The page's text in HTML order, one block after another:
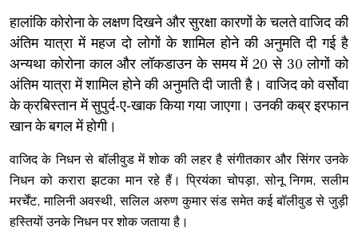
हालांकि कोरोना के लक्षण दिखने और सुरक्षा कारणों के चलते वाजिद की
अंतिम यात्रा में महज दो लोगों के शामिल होने की अनुमति दी गई है
अन्यथा कोरोना काल और लॉकडाउन के समय में 20 से 30 लोगों को
अंतिम यात्रा में शामिल होने की अनुमति दी जाती है। वाजिद को वर्सोवा
के क्रबिस्‍तान में सुपुर्द-ए-खाक किया गया जाएगा। उनकी कब्र इरफान
खान के बगल में होगी।
वाजिद के निधन से बॉलीवुड में शोक की लहर है संगीतकार और सिंगर उनके
निधन को करारा झटका मान रहे हैं। प्रियंका चोपड़ा, सोनू निगम, सलीम
मरर्चेंट, मालिनी अवस्‍थी, सलिल अरुण कुमार संड समेत कई बॉलीवुड से जुड़ी
हस्तियों उनके निधन पर शोक जताया है।